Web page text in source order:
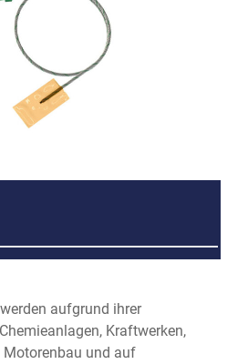
aufgrund ihrer
Kraftwerken,
Motorenbau und auf